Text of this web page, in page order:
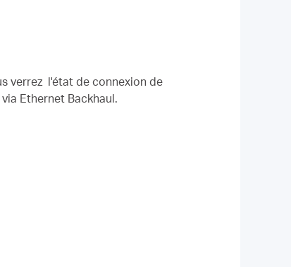
verrez l'état de connexion de
Ethernet Backhaul.